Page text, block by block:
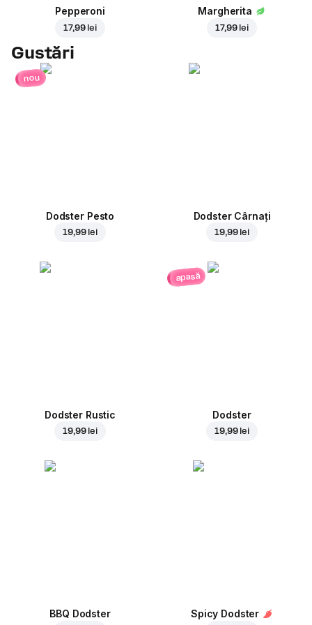
Pepperoni
17,99 lei
Margherita
17,99 lei
Gustări
nou
Dodster Pesto
19,99 lei
Dodster Cârnați
19,99 lei
Dodster Rustic
19,99 lei
apasă
Dodster
19,99 lei
BBQ Dodster Spicy Dodster